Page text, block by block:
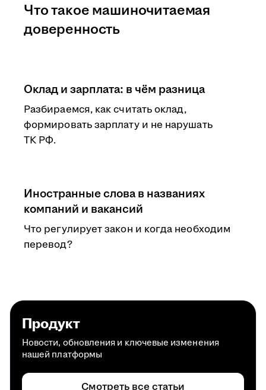
Оклад и зарплата: в чём разница
Разбираемся, как считать оклад,
формировать зарплату и не нарушать
ТК РФ.
Иностранные слова в названиях
компаний и вакансий
Что регулирует закон и когда необходим
перевод?
Что такое машиночитаемая
доверенность
Продукт
Новости, обновления и ключевые изменения
нашей платформы
Смотреть все статьи